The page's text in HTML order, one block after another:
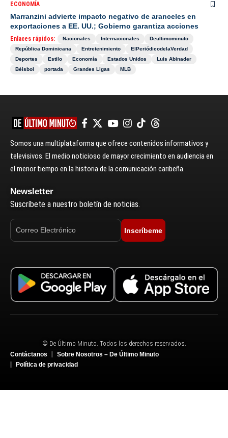
ECONOMÍA
Marranzini advierte impacto negativo de aranceles en
exportaciones a EE. UU.; Gobierno garantiza acciones
Enlaces rápidos: Nacionales Internacionales
Deultimominuto
República Dominicana
Entretenimiento
ElPeriódicodelaVerdad
Deportes
Estilo Economía Estados Unidos
Luis Abinader
Béisbol
portada Grandes Ligas MLB
Somos una multiplataforma que ofrece contenidos informativos y
televisivos. El medio noticioso de mayor crecimiento en audiencia en
el menor tiempo en la historia de la comunicación caribeña.
Newsletter
Suscríbete a nuestro boletín de noticias.
Inscríbeme
© De Último Minuto. Todos los derechos reservados.
Contáctanos
Sobre Nosotros – De Último Minuto
Política de privacidad